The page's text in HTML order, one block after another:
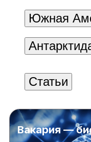
Южная
Статьи
Вакария —